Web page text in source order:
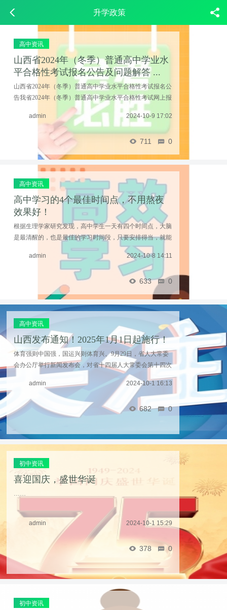
升学政策
高中资讯
山西省2024年（冬季）普通高中学业水
平合格性考试报名公告及问题解答 ...
山西省2024年（冬季）普通高中学业水平合格性考试报名公
告我省2024年（冬季）普通高中学业水平合格性考试网上报
名即将开始。为让考生及时、准确了解此次报名相关规定，
现将有关事项公告如下：一、报名对象（一）具有 ...……
admin 2024-10-9 17:02
711 0
高中资讯
高中学习的4个最佳时间点，不用熬夜
效果好！
根据生理学家研究发现，高中学生一天有四个时间点，大脑
是最清醒的，也是最佳的学习时间段，只要安排得当，就能
轻松掌握、巩固知识，达到高效复习效果。高一、高二的同
学可以用来弥补自己的不足，高三的同学可以根据 ...……
admin 2024-10-8 14:11
633 0
高中资讯
山西发布通知！2025年1月1日起施行！
体育强则中国强，国运兴则体育兴。9月29日，省人大常委
会办公厅举行新闻发布会，对省十四届人大常委会第十四次
会议审议通过的《山西省体育发展条例》（以下简称《条
例》）作新闻发布。近年来，山西体育发展取得了长 ...……
admin 2024-10-1 16:13
682 0
初中资讯
喜迎国庆，盛世华诞
admin 2024-10-1 15:29
378 0
初中资讯